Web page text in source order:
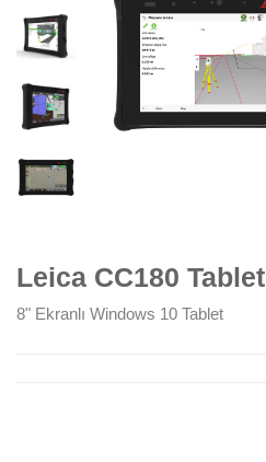
Leica CC180 Tablet
8" Ekranlı Windows 10 Tablet